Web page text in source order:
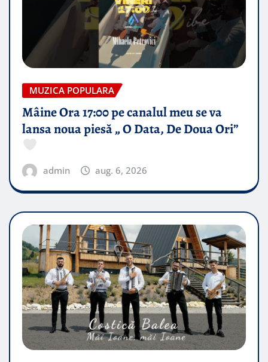
MUZICA POPULARA
Mâine Ora 17:00 pe canalul meu se va
lansa noua piesă „ O Data, De Doua Ori”
admin aug. 6, 2026